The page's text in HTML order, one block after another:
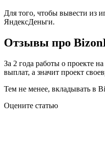
Для того, чтобы вывести из
ЯндексДеньги.
Отзывы про
За 2 года работы о проекте
выплат, а значит проект
Тем не менее, вкладывать в
Оцените статью